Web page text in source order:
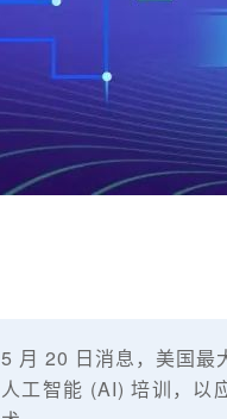
5 月 20 日消息，美国最
人工智能 (AI) 培训，以